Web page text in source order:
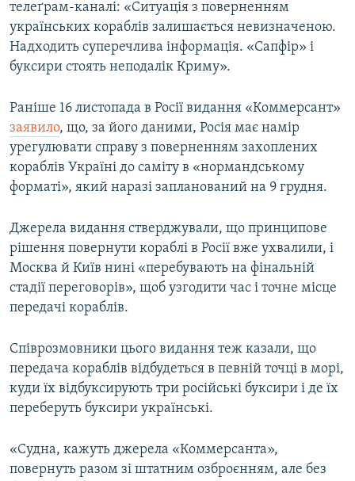
телеґрам-каналі: «Ситуація з поверненням
українських кораблів залишається невизначеною.
Надходить суперечлива інформація. «Сапфір» і
буксири стоять неподалік Криму».
Раніше 16 листопада в Росії видання «Коммерсант»
заявило, що, за його даними, Росія має намір
урегулювати справу з поверненням захоплених
кораблів Україні до саміту в «нормандському
форматі», який наразі запланований на 9 грудня.
Джерела видання стверджували, що принципове
рішення повернути кораблі в Росії вже ухвалили, і
Москва й Київ нині «перебувають на фінальній
стадії переговорів», щоб узгодити час і точне місце
передачі кораблів.
Співрозмовники цього видання теж казали, що
передача кораблів відбудеться в певній точці в морі,
куди їх відбуксирують три російські буксири і де їх
переберуть буксири українські.
«Судна, кажуть джерела «Коммерсанта»,
повернуть разом зі штатним озброєнням, але без